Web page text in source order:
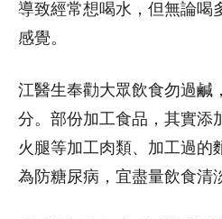
導致經常想喝水，但無論喝
感覺。
江醫生奉勸大眾飲食勿過鹹
分。部份加工食品，其實添
火腿等加工肉類、加工過的
為防糖尿病，宜盡量飲食清